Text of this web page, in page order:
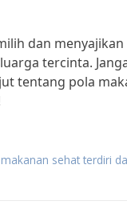
dan
tercinta.
tentang pola
makanan sehat terdiri